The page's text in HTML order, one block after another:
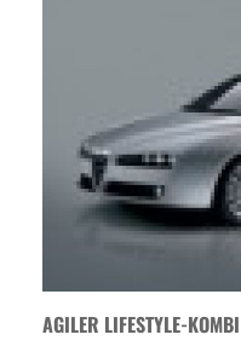
AGILER LIFESTYLE-